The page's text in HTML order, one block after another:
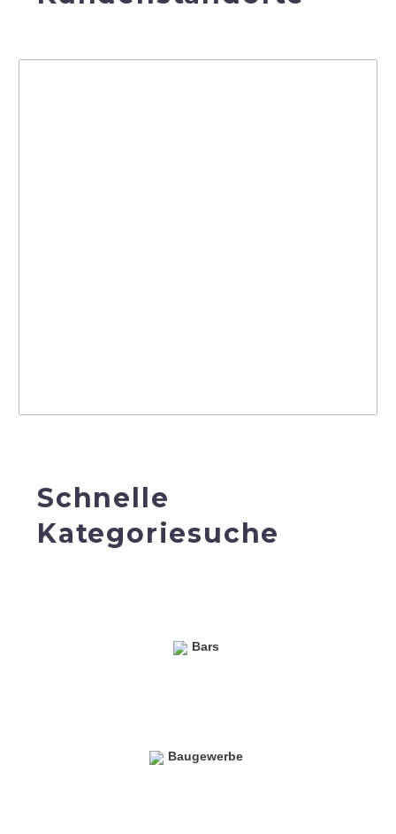
Schnelle
Kategoriesuche
Bars
Baugewerbe